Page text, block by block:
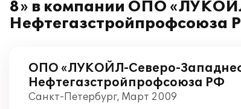
8» в компании ОПО
Нефтегазстройпрофсоюза
ОПО «ЛУКОЙЛ-Северо-
Нефтегазстройпрофсоюза РФ
Санкт-Петербург, Март 2009